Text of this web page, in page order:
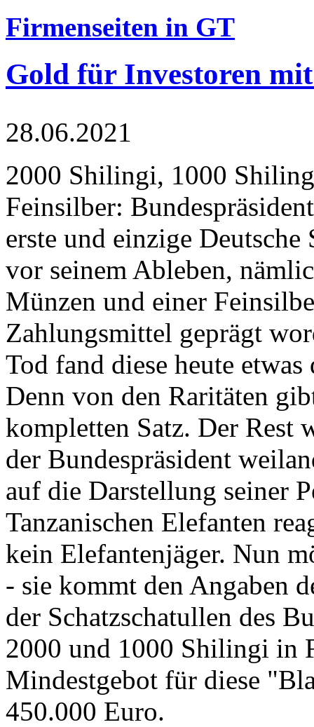
Firmenseiten in GT
Gold für Investoren
28.06.2021
2000 Shilingi, 1000
Feinsilber:
erste und einzige Deutsche
vor seinem Ableben,
Münzen und einer
Zahlungsmittel geprägt
Tod fand diese heute
Denn von den Raritäten
kompletten Satz. Der Rest
der Bundespräsident
auf die Darstellung seiner
Tanzanischen Elefanten
kein Elefantenjäger. Nun
- sie kommt den Angaben
der Schatzschatullen des
2000 und 1000 Shilingi in
Mindestgebot für diese
450.000 Euro.